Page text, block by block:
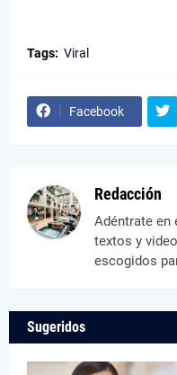
Tags: Viral
Facebook
Redacción
Adéntrate en
textos y
escogidos
Sugeridos